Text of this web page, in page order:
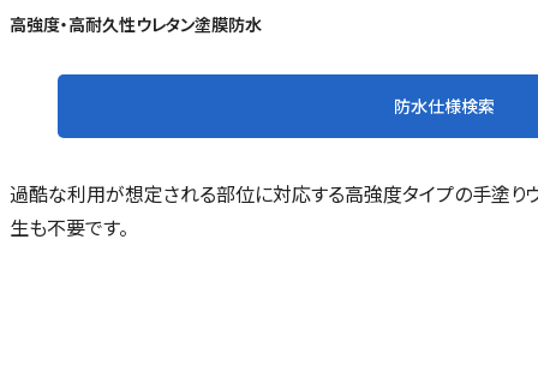
高強度・高耐久性ウレタン塗膜防水
防水仕様検索
過酷な利用が想定される部位に対応する高強度タイプの手塗り
生も不要です。